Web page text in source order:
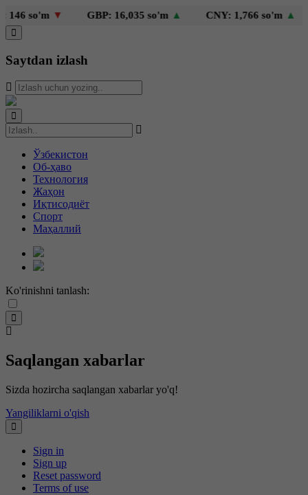
so'm▼ GBP: 16,035 so'm▲ CNY: 1,766 so'm▲
Saytdan izlash
Ўзбекистон
Об-ҳаво
Технология
Жаҳон
Иқтисодиёт
Спорт
Маҳаллий
Ko'rinishni tanlash:
Saqlangan xabarlar
Sizda hozircha saqlangan xabarlar yo'q!
Yangiliklarni o'qish
Sign in
Sign up
Reset password
Terms of use